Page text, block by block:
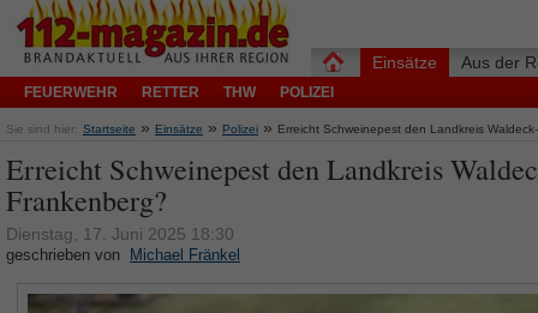
Einsätze
FEUERWEHR RETTER THW POLIZEI
Aus der
Sie sind hier: Startseite » Einsätze » Polizei » Erreicht Schweinepest den Landkreis
Erreicht Schweinepest den Landkreis
Frankenberg?
Dienstag, 17. Juni 2025 18:30
geschrieben von Michael Fränkel